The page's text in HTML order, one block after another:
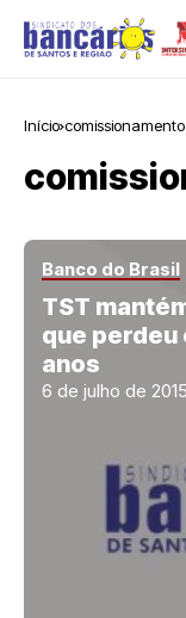
Início comissionamento
Banco do Brasil
TST
que perdeu
anos
6 de julho de 2015